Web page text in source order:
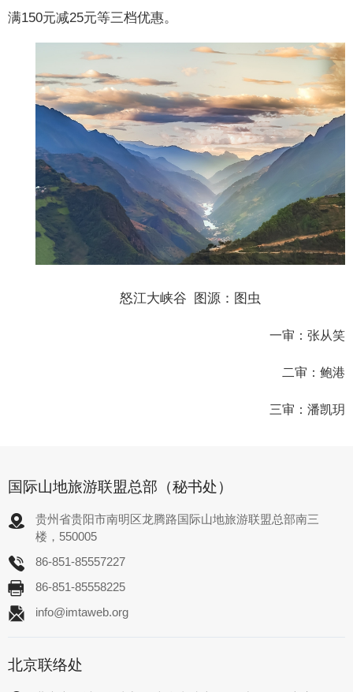
满150元减25元等三档优惠。
怒江大峡谷 图源：图虫
一审：张从笑
二审：鲍港
三审：潘凯玥
国际山地旅游联盟总部（秘书处）
贵州省贵阳市南明区龙腾路国际山地旅游联盟总部南三
楼，550005
86-851-85557227
86-851-85558225
info@imtaweb.org
北京联络处